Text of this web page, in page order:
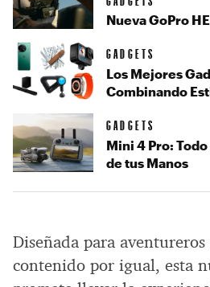
Diseñada para
contenido por igual, esta
Nueva GoPro
GADGETS
Los Mejores
Combinando
GADGETS
Mini 4 Pro:
de tus Manos